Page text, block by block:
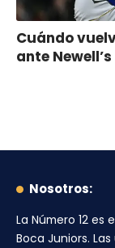
Cuándo
ante Newell’s
Nosotros:
La Número 12 es
Boca Juniors.